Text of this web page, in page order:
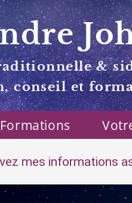
&
conseil et
Formations
mes informations